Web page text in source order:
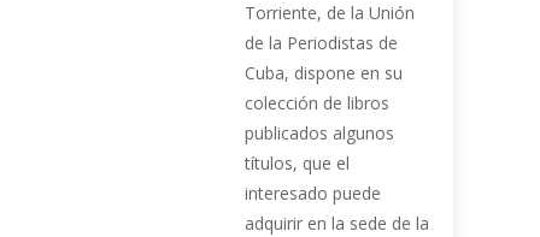
Torriente, de la Unión
de la Periodistas de
Cuba, dispone en su
colección de libros
publicados algunos
títulos, que el
interesado puede
adquirir en la sede de la